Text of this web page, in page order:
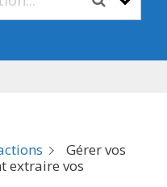
Gérer vos
extraire vos